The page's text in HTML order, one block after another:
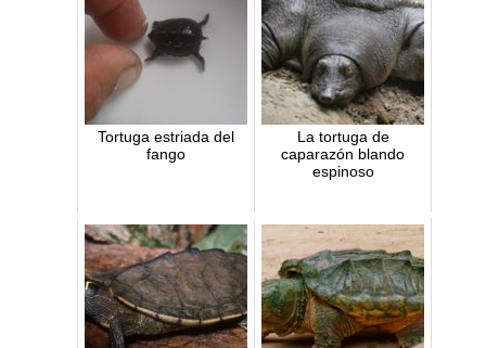
Tortuga estriada del
fango
La tortuga de
caparazón blando
espinoso